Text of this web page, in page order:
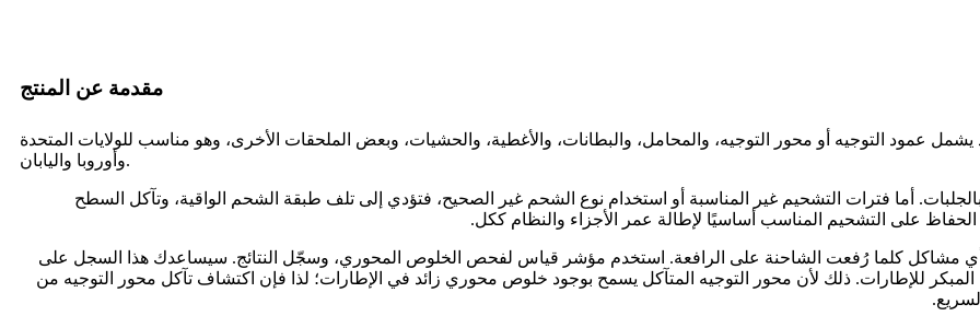
مقدمة عن المنتج
عمود التوجيه أو محور التوجيه، والمحامل، والبطانات، والأغطية، والحشيات، وبعض الملحقات الأخرى، وهو مناسب للولايات المتحدة
وأوروبا واليابان.
أما فترات التشحيم غير المناسبة أو استخدام نوع الشحم غير الصحيح، فتؤدي إلى تلف طبقة الشحم الواقية، وتآكل السطح
الحفاظ على التشحيم المناسب أساسيًا لإطالة عمر الأجزاء والنظام ككل.
أي مشاكل كلما رُفعت الشاحنة على الرافعة. استخدم مؤشر قياس لفحص الخلوص المحوري، وسجّل النتائج. سيساعدك هذا السجل على
للإطارات. ذلك لأن محور التوجيه المتآكل يسمح بوجود خلوص محوري زائد في الإطارات؛ لذا فإن اكتشاف تآكل محور التوجيه من